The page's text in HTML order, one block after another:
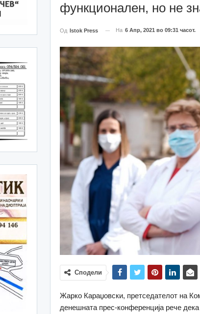
функционален, но не
Од Istok Press На 6 Апр, 2021 во 09:31 часот.
Сподели
Жарко Караџовски, претседателот на
денешната прес-конференција рече